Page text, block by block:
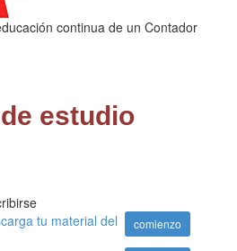
continua de un Contador
estudio
comienzo
tu material del